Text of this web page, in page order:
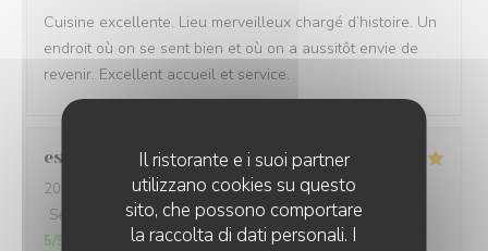
Il ristorante e i suoi partner
utilizzano cookies su questo
sito, che possono comportare
la raccolta di dati personali. I
Cuisine excellente. Lieu merveilleux chargé d’histoire. Un
endroit où on se sent bien et où on a aussitôt envie de
revenir. Excellent accueil et service.
estelle
2026-08-06
- 19:30 - Ospiti 2
Servizio
/5 Atmosfera:5/5 Cucina: 5/5 Qualità / Prezzo
5/5